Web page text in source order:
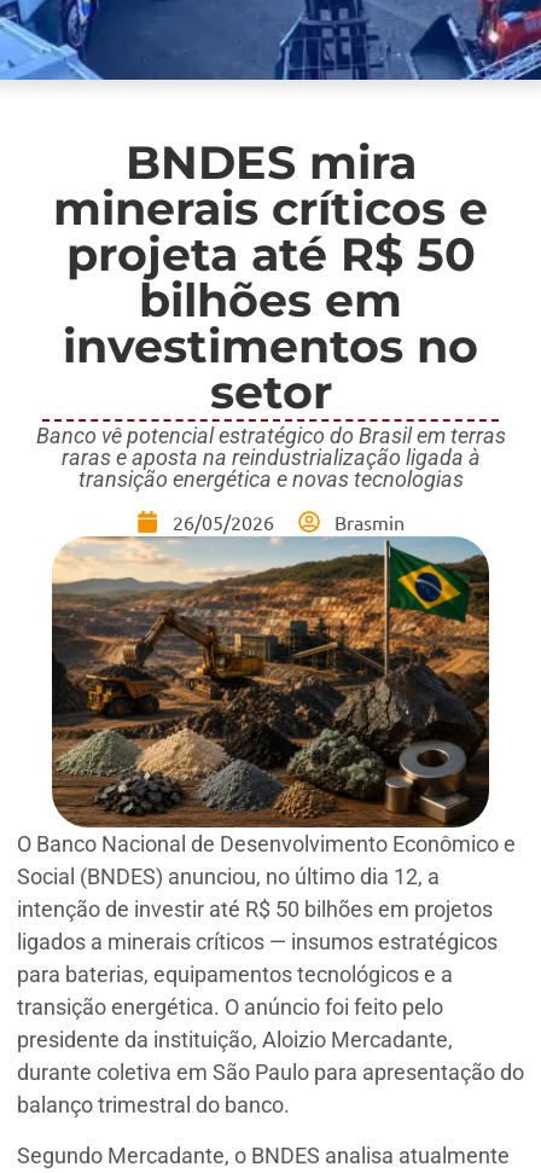
BNDES mira
minerais críticos e
projeta até R$ 50
bilhões em
investimentos no
setor
Banco vê potencial estratégico do Brasil em terras
raras e aposta na reindustrialização ligada à
transição energética e novas tecnologias
26/05/2026 Brasmin
O Banco Nacional de Desenvolvimento Econômico e
Social (BNDES) anunciou, no último dia 12, a
intenção de investir até R$ 50 bilhões em projetos
ligados a minerais críticos — insumos estratégicos
para baterias, equipamentos tecnológicos e a
transição energética. O anúncio foi feito pelo
presidente da instituição, Aloizio Mercadante,
durante coletiva em São Paulo para apresentação do
balanço trimestral do banco.
Segundo Mercadante, o BNDES analisa atualmente